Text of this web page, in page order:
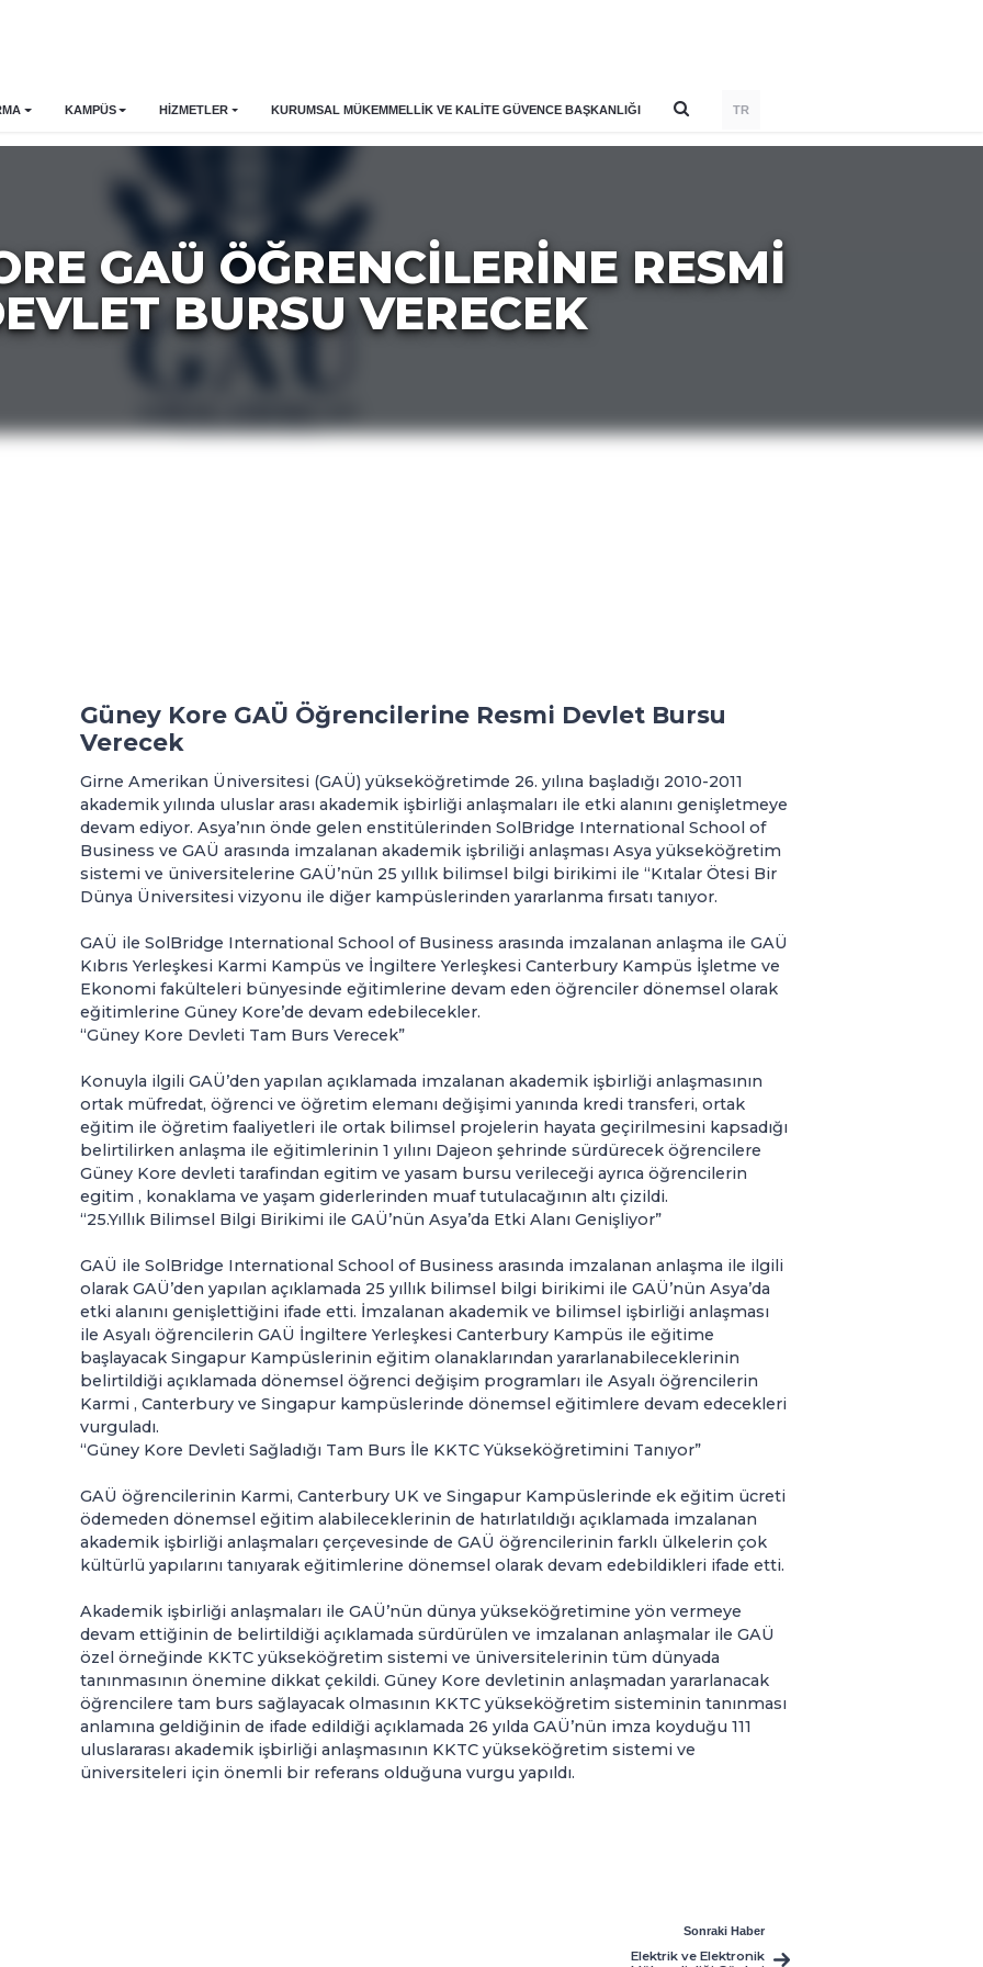
KAMPÜS HİZMETLER KURUMSAL MÜKEMMELLIK VE KALITE GÜVENCE BAŞKANLIĞI TR
GAÜ ÖĞRENCILERINE RESMI
BURSU VERECEK
Güney Kore GAÜ Öğrencilerine Resmi Devlet Bursu
Verecek
Girne Amerikan Üniversitesi (GAÜ) yükseköğretimde 26. yılına başladığı 2010-2011
akademik yılında uluslar arası akademik işbirliği anlaşmaları ile etki alanını genişletmeye
devam ediyor. Asya’nın önde gelen enstitülerinden SolBridge International School of
Business ve GAÜ arasında imzalanan akademik işbriliği anlaşması Asya yükseköğretim
sistemi ve üniversitelerine GAÜ’nün 25 yıllık bilimsel bilgi birikimi ile “Kıtalar Ötesi Bir
Dünya Üniversitesi vizyonu ile diğer kampüslerinden yararlanma fırsatı tanıyor.
GAÜ ile SolBridge International School of Business arasında imzalanan anlaşma ile GAÜ
Kıbrıs Yerleşkesi Karmi Kampüs ve İngiltere Yerleşkesi Canterbury Kampüs İşletme ve
Ekonomi fakülteleri bünyesinde eğitimlerine devam eden öğrenciler dönemsel olarak
eğitimlerine Güney Kore’de devam edebilecekler.
“Güney Kore Devleti Tam Burs Verecek”
Konuyla ilgili GAÜ’den yapılan açıklamada imzalanan akademik işbirliği anlaşmasının
ortak müfredat, öğrenci ve öğretim elemanı değişimi yanında kredi transferi, ortak
eğitim ile öğretim faaliyetleri ile ortak bilimsel projelerin hayata geçirilmesini kapsadığı
belirtilirken anlaşma ile eğitimlerinin 1 yılını Dajeon şehrinde sürdürecek öğrencilere
Güney Kore devleti tarafindan egitim ve yasam bursu verileceği ayrıca öğrencilerin
egitim , konaklama ve yaşam giderlerinden muaf tutulacağının altı çizildi.
“25.Yıllık Bilimsel Bilgi Birikimi ile GAÜ’nün Asya’da Etki Alanı Genişliyor”
GAÜ ile SolBridge International School of Business arasında imzalanan anlaşma ile ilgili
olarak GAÜ’den yapılan açıklamada 25 yıllık bilimsel bilgi birikimi ile GAÜ’nün Asya’da
etki alanını genişlettiğini ifade etti. İmzalanan akademik ve bilimsel işbirliği anlaşması
ile Asyalı öğrencilerin GAÜ İngiltere Yerleşkesi Canterbury Kampüs ile eğitime
başlayacak Singapur Kampüslerinin eğitim olanaklarından yararlanabileceklerinin
belirtildiği açıklamada dönemsel öğrenci değişim programları ile Asyalı öğrencilerin
Karmi , Canterbury ve Singapur kampüslerinde dönemsel eğitimlere devam edecekleri
vurguladı.
“Güney Kore Devleti Sağladığı Tam Burs İle KKTC Yükseköğretimini Tanıyor”
GAÜ öğrencilerinin Karmi, Canterbury UK ve Singapur Kampüslerinde ek eğitim ücreti
ödemeden dönemsel eğitim alabileceklerinin de hatırlatıldığı açıklamada imzalanan
akademik işbirliği anlaşmaları çerçevesinde de GAÜ öğrencilerinin farklı ülkelerin çok
kültürlü yapılarını tanıyarak eğitimlerine dönemsel olarak devam edebildikleri ifade etti.
Akademik işbirliği anlaşmaları ile GAÜ’nün dünya yükseköğretimine yön vermeye
devam ettiğinin de belirtildiği açıklamada sürdürülen ve imzalanan anlaşmalar ile GAÜ
özel örneğinde KKTC yükseköğretim sistemi ve üniversitelerinin tüm dünyada
tanınmasının önemine dikkat çekildi. Güney Kore devletinin anlaşmadan yararlanacak
öğrencilere tam burs sağlayacak olmasının KKTC yükseköğretim sisteminin tanınması
anlamına geldiğinin de ifade edildiği açıklamada 26 yılda GAÜ’nün imza koyduğu 111
uluslararası akademik işbirliği anlaşmasının KKTC yükseköğretim sistemi ve
üniversiteleri için önemli bir referans olduğuna vurgu yapıldı.
Sonraki Haber
Elektrik ve Elektronik